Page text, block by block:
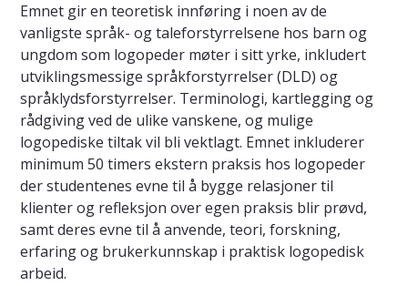
Emnet gir en teoretisk innføring i noen av de
vanligste språk- og taleforstyrrelsene hos barn og
ungdom som logopeder møter i sitt yrke, inkludert
utviklingsmessige språkforstyrrelser (DLD) og
språklydsforstyrrelser. Terminologi, kartlegging og
rådgiving ved de ulike vanskene, og mulige
logopediske tiltak vil bli vektlagt. Emnet inkluderer
minimum 50 timers ekstern praksis hos logopeder
der studentenes evne til å bygge relasjoner til
klienter og refleksjon over egen praksis blir prøvd,
samt deres evne til å anvende, teori, forskning,
erfaring og brukerkunnskap i praktisk logopedisk
arbeid.